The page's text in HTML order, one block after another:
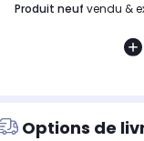
produit neuf vendu &
Options de